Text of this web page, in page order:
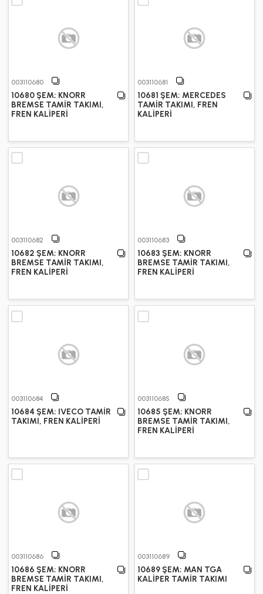
003110680
10680 ŞEM; KNORR
BREMSE TAMİR TAKIMI,
FREN KALİPERİ
003110681
10681 ŞEM; MERCEDES
TAMİR TAKIMI, FREN
KALİPERİ
003110682
10682 ŞEM; KNORR
BREMSE TAMİR TAKIMI,
FREN KALİPERİ
003110683
10683 ŞEM; KNORR
BREMSE TAMİR TAKIMI,
FREN KALİPERİ
003110684
10684 ŞEM; IVECO TAMİR
TAKIMI, FREN KALİPERİ
003110685
10685 ŞEM; KNORR
BREMSE TAMİR TAKIMI,
FREN KALİPERİ
003110686
10686 ŞEM; KNORR
BREMSE TAMİR TAKIMI,
FREN KALİPERİ
003110689
10689 ŞEM; MAN TGA
KALİPER TAMİR TAKIMI